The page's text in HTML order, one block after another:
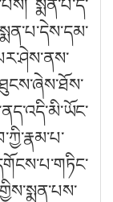
སྨན་པ་དེ་